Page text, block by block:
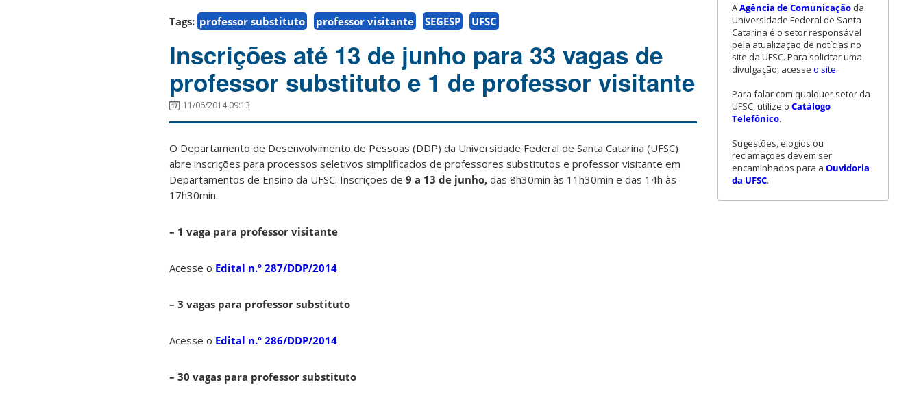
Tags: professor substituto professor visitante SEGESP UFSC
Inscrições até 13 de junho para 33 vagas de
professor substituto e 1 de professor visitante
11/06/2014 09:13
O Departamento de Desenvolvimento de Pessoas (DDP) da Universidade Federal de Santa Catarina (UFSC)
abre inscrições para processos seletivos simplificados de professores substitutos e professor visitante em
Departamentos de Ensino da UFSC. Inscrições de 9 a 13 de junho, das 8h30min às 11h30min e das 14h às
17h30min.
– 1 vaga para professor visitante
Acesse o Edital n.º 287/DDP/2014
– 3 vagas para professor substituto
Acesse o Edital n.º 286/DDP/2014
– 30 vagas para professor substituto
AAgência de Comunicação da
Universidade Federal de Santa
Catarina é o setor responsável
pela atualização de notícias no
site da UFSC. Para solicitar uma
divulgação, acesse o site.
Para falar com qualquer setor da
UFSC, utilize o Catálogo
Telefônico.
Sugestões, elogios ou
reclamações devem ser
encaminhados para a Ouvidoria
da UFSC.